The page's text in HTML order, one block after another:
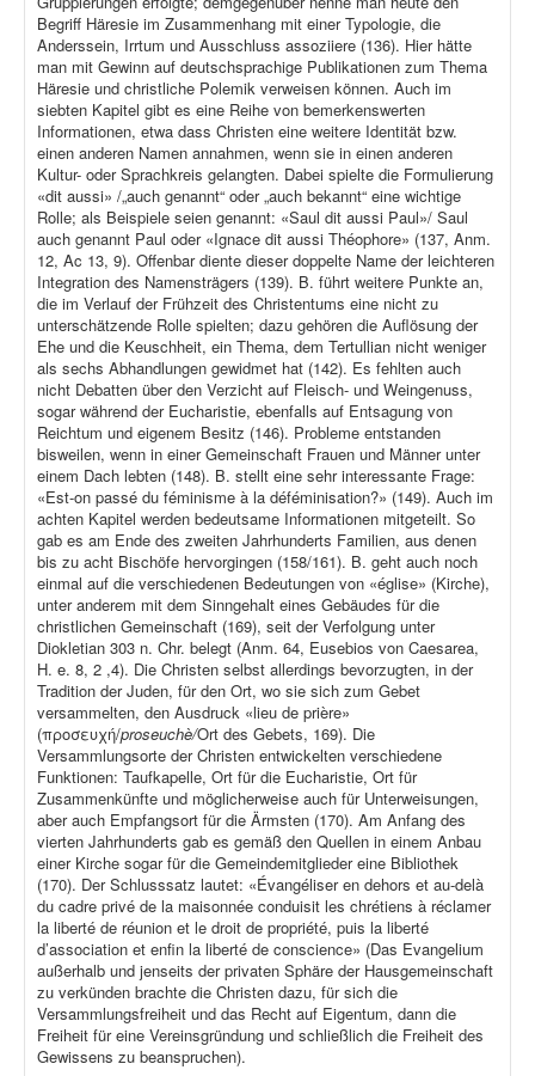
Begriff Häresie im Zusammenhang mit einer Typologie, die
Anderssein, Irrtum und Ausschluss assoziiere (136). Hier hätte
man mit Gewinn auf deutschsprachige Publikationen zum Thema
Häresie und christliche Polemik verweisen können. Auch im
siebten Kapitel gibt es eine Reihe von bemerkenswerten
Informationen, etwa dass Christen eine weitere Identität bzw.
einen anderen Namen annahmen, wenn sie in einen anderen
Kultur- oder Sprachkreis gelangten. Dabei spielte die Formulierung
«dit aussi» /„auch genannt“ oder „auch bekannt“ eine wichtige
Rolle; als Beispiele seien genannt: «Saul dit aussi Paul»/ Saul
auch genannt Paul oder «Ignace dit aussi Théophore» (137, Anm.
12, Ac 13, 9). Offenbar diente dieser doppelte Name der leichteren
Integration des Namensträgers (139). B. führt weitere Punkte an,
die im Verlauf der Frühzeit des Christentums eine nicht zu
unterschätzende Rolle spielten; dazu gehören die Auflösung der
Ehe und die Keuschheit, ein Thema, dem Tertullian nicht weniger
als sechs Abhandlungen gewidmet hat (142). Es fehlten auch
nicht Debatten über den Verzicht auf Fleisch- und Weingenuss,
sogar während der Eucharistie, ebenfalls auf Entsagung von
Reichtum und eigenem Besitz (146). Probleme entstanden
bisweilen, wenn in einer Gemeinschaft Frauen und Männer unter
einem Dach lebten (148). B. stellt eine sehr interessante Frage:
«Est-on passé du féminisme à la déféminisation?» (149). Auch im
achten Kapitel werden bedeutsame Informationen mitgeteilt. So
gab es am Ende des zweiten Jahrhunderts Familien, aus denen
bis zu acht Bischöfe hervorgingen (158/161). B. geht auch noch
einmal auf die verschiedenen Bedeutungen von «église» (Kirche),
unter anderem mit dem Sinngehalt eines Gebäudes für die
christlichen Gemeinschaft (169), seit der Verfolgung unter
Diokletian 303 n. Chr. belegt (Anm. 64, Eusebios von Caesarea,
H. e. 8, 2 ,4). Die Christen selbst allerdings bevorzugten, in der
Tradition der Juden, für den Ort, wo sie sich zum Gebet
versammelten, den Ausdruck «lieu de prière»
(προσευχή/proseuchè/Ort des Gebets, 169). Die
Versammlungsorte der Christen entwickelten verschiedene
Funktionen: Taufkapelle, Ort für die Eucharistie, Ort für
Zusammenkünfte und möglicherweise auch für Unterweisungen,
aber auch Empfangsort für die Ärmsten (170). Am Anfang des
vierten Jahrhunderts gab es gemäß den Quellen in einem Anbau
einer Kirche sogar für die Gemeindemitglieder eine Bibliothek
(170). Der Schlusssatz lautet: «Évangéliser en dehors et au-delà
du cadre privé de la maisonnée conduisit les chrétiens à réclamer
la liberté de réunion et le droit de propriété, puis la liberté
d’association et enfin la liberté de conscience» (Das Evangelium
außerhalb und jenseits der privaten Sphäre der Hausgemeinschaft
zu verkünden brachte die Christen dazu, für sich die
Versammlungsfreiheit und das Recht auf Eigentum, dann die
Freiheit für eine Vereinsgründung und schließlich die Freiheit des
Gewissens zu beanspruchen).